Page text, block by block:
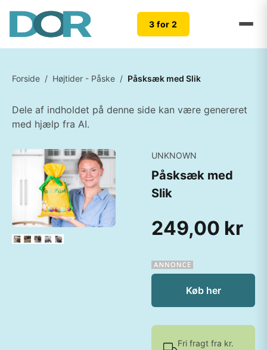
3 for 2
Forside / Højtider - Påske / Påsksæk med Slik
Dele af indholdet på denne side kan være genereret
med hjælp fra AI.
UNKNOWN
Påsksæk med
Slik
249,00 kr
Køb her
Fri fragt fra kr.